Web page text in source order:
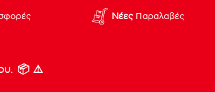
ΝέεςΠαραλαβές
📦 ⚠️